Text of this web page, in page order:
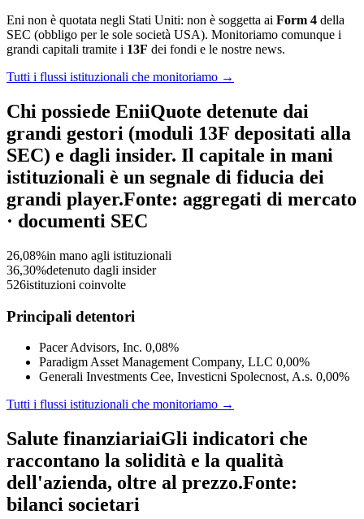
Eni non è quotata negli Stati Uniti: non è soggetta ai Form 4 della
SEC (obbligo per le sole società USA). Monitoriamo comunque i
grandi capitali tramite i 13F dei fondi e le nostre news.
Tutti i flussi istituzionali che monitoriamo →
Chi possiede EniiQuote detenute dai
grandi gestori (moduli 13F depositati alla
SEC) e dagli insider. Il capitale in mani
istituzionali è un segnale di fiducia dei
grandi player.Fonte: aggregati di mercato
· documenti SEC
26,08%in mano agli istituzionali
36,30%detenuto dagli insider
526istituzioni coinvolte
Principali detentori
Pacer Advisors, Inc. 0,08%
Paradigm Asset Management Company, LLC 0,00%
Generali Investments Cee, Investicni Spolecnost, A.s. 0,00%
Tutti i flussi istituzionali che monitoriamo →
Salute finanziariaiGli indicatori che
raccontano la solidità e la qualità
dell'azienda, oltre al prezzo.Fonte:
bilanci societari